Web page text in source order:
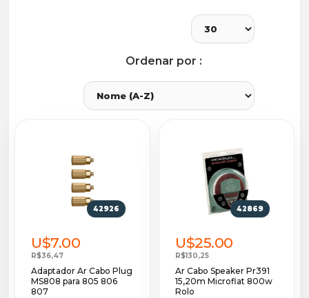
Ordenar por :
42926
U$7.00
R$36,47
Adaptador Ar Cabo Plug
MS808 para 805 806
807
42869
U$25.00
R$130,25
Ar Cabo Speaker Pr391
15,20m Microflat 800w
Rolo